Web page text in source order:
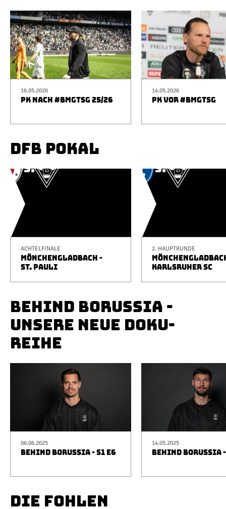
16.05.2026
PK NACH #BMGTSG 25/26
14.05.2026
PK VOR #BMGTSG
DFB POKAL
ACHTELFINALE
MÖNCHENGLADBACH -
ST. PAULI
2. HAUPTRUNDE
KARLSRUHER SC
BEHIND BORUSSIA -
UNSERE NEUE DOKU-
REIHE
06.06.2025
BEHIND BORUSSIA - S1 E6
14.05.2025
BEHIND BORUSSIA
DIE FOHLEN